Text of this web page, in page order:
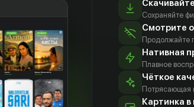
Грег Кохан
Актёр
Абрахам
Лана
Сохраняйте
Смотрите
Продолжайте
Нативная
Плавное
Чёткое
Потрясающая
Картинка в